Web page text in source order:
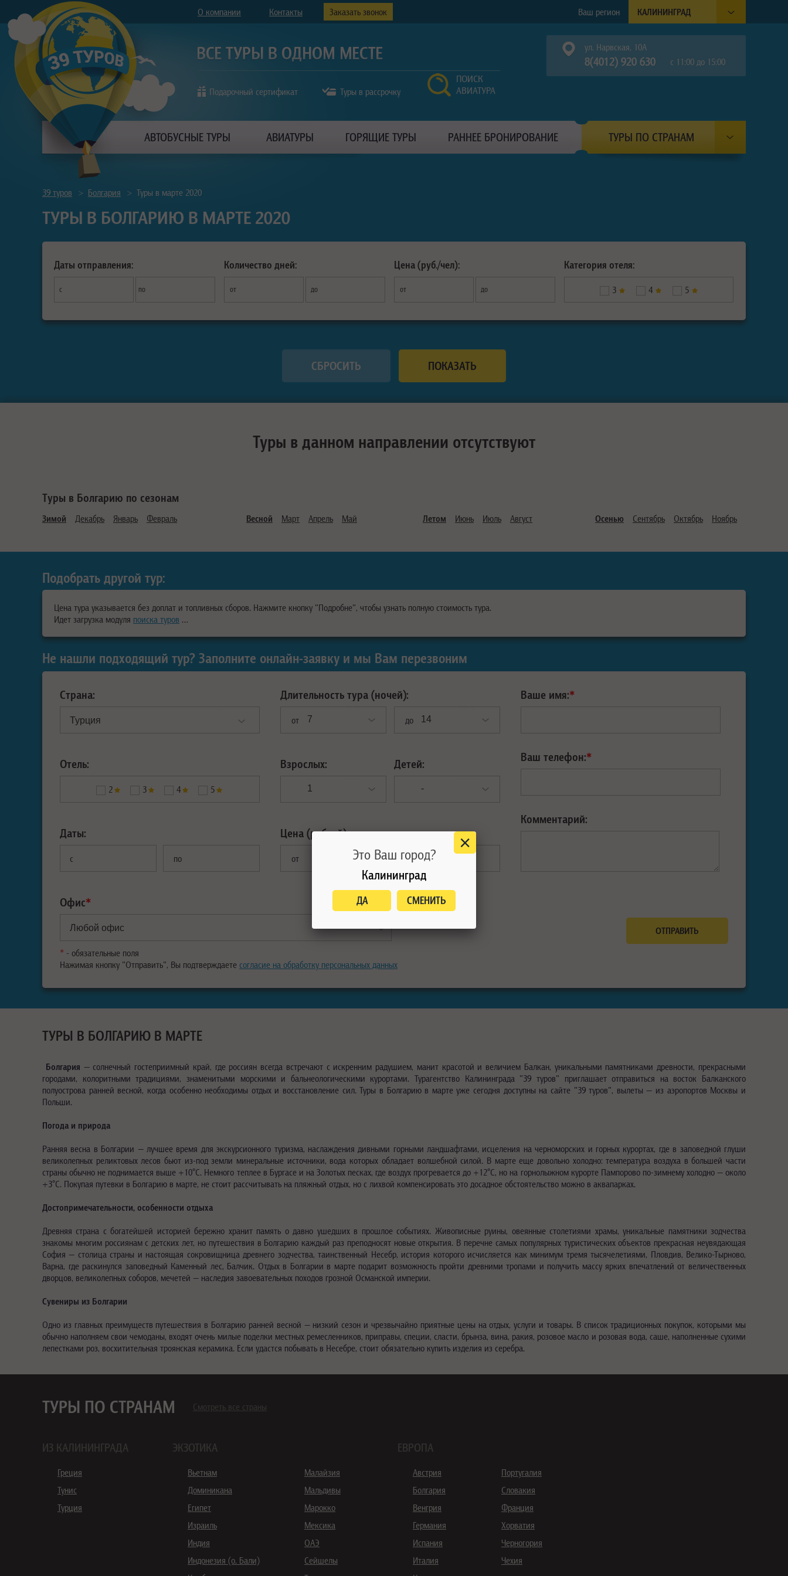
О компании Контакты Заказать звонок КАЛИНИНГРАД
Ваш регион
ТУРЫ ПО СТРАНАМ
Подарочный сертификат Туры в рассрочку
ПОИСК
АВИАТУРА
ул. Нарвская, 10А
с 11:00 до 15:00
8(4012) 920 630
АВТОБУСНЫЕ ТУРЫ АВИАТУРЫ ГОРЯЩИЕ ТУРЫ РАННЕЕ БРОНИРОВАНИЕ
39 туров > Болгария > Туры в марте 2020
ТУРЫ В БОЛГАРИЮ В МАРТЕ 2020
Даты отправления:
с по
Количество дней:
от до
Цена (руб./чел):
от до
Категория отеля:
3 4 5
Туры в данном направлении отсутствуют
Туры в Болгарию по сезонам
Зимой Декабрь Январь Февраль Весной Март Апрель Май Летом Июнь Июль Август Осенью Сентябрь Октябрь Ноябрь
Подобрать другой тур:
Цена тура указывается без доплат и топливных сборов. Нажмите кнопку "Подробне", чтобы узнать полную стоимость тура.
Идет загрузка модуля поиска туров …
Не нашли подходящий тур? Заполните онлайн-заявку и мы Вам перезвоним
Страна:
Отель:
2 3 4 5
Даты:
с по
Длительность тура (ночей):
от до
Взрослых: Детей:
Цена (рублей):
от до
Ваше имя:*
Ваш телефон:*
Комментарий:
Офис*
* - обязательные поля
Нажимая кнопку "Отправить", Вы подтверждаете согласие на обработку персональных данных
ТУРЫ В БОЛГАРИЮ В МАРТЕ
Болгария — солнечный гостеприимный край, где россиян всегда встречают с искренним радушием, манит красотой и величием Балкан, уникальными памятниками древности, прекрасными
городами, колоритными традициями, знаменитыми морскими и бальнеологическими курортами. Турагентство Калининграда "39 туров" приглашает отправиться на восток Балканского
полуострова ранней весной, когда особенно необходимы отдых и восстановление сил. Туры в Болгарию в марте уже сегодня доступны на сайте "39 туров", вылеты — из аэропортов Москвы и
Польши.
Погода и природа
Ранняя весна в Болгарии — лучшее время для экскурсионного туризма, наслаждения дивными горными ландшафтами, исцеления на черноморских и горных курортах, где в заповедной глуши
великолепных реликтовых лесов бьют из-под земли минеральные источники, вода которых обладает волшебной силой. В марте еще довольно холодно: температура воздуха в большей части
страны обычно не поднимается выше +10°C. Немного теплее в Бургасе и на Золотых песках, где воздух прогревается до +12°C, но на горнолыжном курорте Пампорово по-зимнему холодно — около
+3°C. Покупая путевки в Болгарию в марте, не стоит рассчитывать на пляжный отдых, но с лихвой компенсировать это досадное обстоятельство можно в аквапарках.
Достопримечательности, особенности отдыха
Древняя страна с богатейшей историей бережно хранит память о давно ушедших в прошлое событиях. Живописные руины, овеянные столетиями храмы, уникальные памятники зодчества
знакомы многим россиянам с детских лет, но путешествия в Болгарию каждый раз преподносят новые открытия. В перечне самых популярных туристических объектов прекрасная неувядающая
София — столица страны и настоящая сокровищница древнего зодчества, таинственный Несебр, история которого исчисляется как минимум тремя тысячелетиями, Пловдив, Велико-Тырново,
Варна, где раскинулся заповедный Каменный лес, Балчик. Отдых в Болгарии в марте подарит возможность пройти древними тропами и получить массу ярких впечатлений от величественных
дворцов, великолепных соборов, мечетей — наследия завоевательных походов грозной Османской империи.
Сувениры из Болгарии
Одно из главных преимуществ путешествия в Болгарию ранней весной — низкий сезон и чрезвычайно приятные цены на отдых, услуги и товары. В список традиционных покупок, которыми мы
обычно наполняем свои чемоданы, входят очень милые поделки местных ремесленников, приправы, специи, сласти, брынза, вина, ракия, розовое масло и розовая вода, саше, наполненные сухими
лепестками роз, восхитительная троянская керамика. Если удастся побывать в Несебре, стоит обязательно купить изделия из серебра.
ТУРЫ ПО СТРАНАМ Смотреть все страны
ИЗ КАЛИНИНГРАДА
Греция
Тунис
Турция
ЭКЗОТИКА
Вьетнам
Доминикана
Египет
Израиль
Индия
Индонезия (о. Бали)
Малайзия
Мальдивы
Марокко
Мексика
ОАЭ
Сейшелы
ЕВРОПА
Австрия
Болгария
Венгрия
Германия
Испания
Италия
Португалия
Словакия
Франция
Хорватия
Черногория
Чехия
Это Ваш город?
Калининград
ДА СМЕНИТЬ